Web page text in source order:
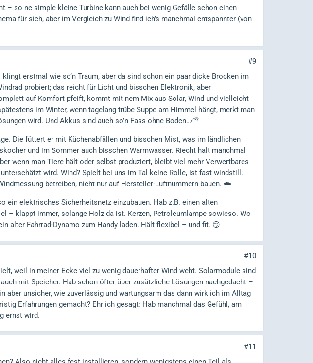
– so ne simple kleine Turbine kann auch bei wenig Gefälle schon einen
für sich, aber im Vergleich zu Wind find ich’s manchmal entspannter (von
#9
erstmal wie so’n Traum, aber da sind schon ein paar dicke Brocken im
probiert; das reicht für Licht und bisschen Elektronik, aber
auf Komfort pfeift, kommt mit nem Mix aus Solar, Wind und vielleicht
im Winter, wenn tagelang trübe Suppe am Himmel hängt, merkt man
wird. Und Akkus sind auch so’n Fass ohne Boden…⛅
Die füttert er mit Küchenabfällen und bisschen Mist, was im ländlichen
und im Sommer auch bisschen Warmwasser. Riecht halt manchmal
wenn man Tiere hält oder selbst produziert, bleibt viel mehr Verwertbares
wird. Wind? Spielt bei uns im Tal keine Rolle, ist fast windstill.
betreiben, nicht nur auf Hersteller-Luftnummern bauen. ☁️
ein elektrisches Sicherheitsnetz einzubauen. Hab z.B. einen alten
– klappt immer, solange Holz da ist. Kerzen, Petroleumlampe sowieso. Wo
alter Fahrrad-Dynamo zum Handy laden. Hält flexibel – und fit. 😏
#10
weil in meiner Ecke viel zu wenig dauerhafter Wind weht. Solarmodule sind
mit Speicher. Hab schon öfter über zusätzliche Lösungen nachgedacht –
aber unsicher, wie zuverlässig und wartungsarm das dann wirklich im Alltag
Erfahrungen gemacht? Ehrlich gesagt: Hab manchmal das Gefühl, am
ernst wird.
#11